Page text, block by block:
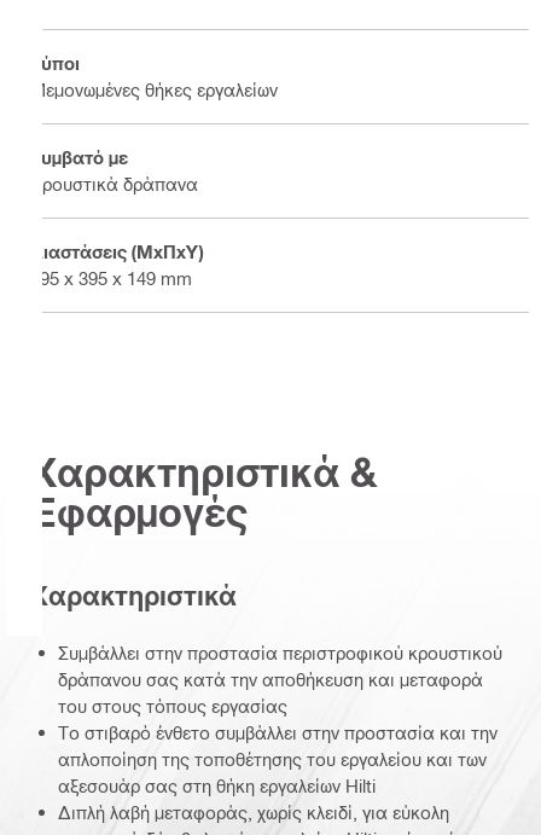
Τύποι
Μεμονωμένες θήκες εργαλείων
Συμβατό με
Κρουστικά δράπανα
Διαστάσεις (ΜxΠxΥ)
495 x 395 x 149 mm
Χαρακτηριστικά &
Εφαρμογές
Χαρακτηριστικά
Συμβάλλει στην προστασία περιστροφικού κρουστικού
δράπανου σας κατά την αποθήκευση και μεταφορά
του στους τόπους εργασίας
Το στιβαρό ένθετο συμβάλλει στην προστασία και την
απλοποίηση της τοποθέτησης του εργαλείου και των
αξεσουάρ σας στη θήκη εργαλείων Hilti
Διπλή λαβή μεταφοράς, χωρίς κλειδί, για εύκολη